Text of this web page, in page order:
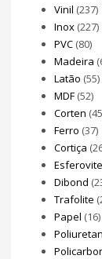
Vinil (237)
Inox(227)
PVC(80)
Madeira
Latão (55)
MDF(52)
Corten
Ferro (37)
Cortiça
Esferovite
Dibond
Trafolite
Papel (16)